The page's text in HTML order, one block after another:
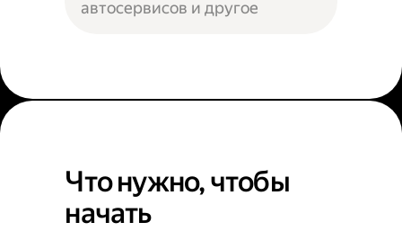
автосервисов и другое
Что нужно, чтобы
начать